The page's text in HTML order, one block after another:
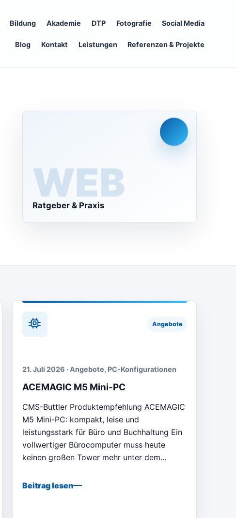
Bildung Akademie DTP Fotografie Social Media
Blog Kontakt Leistungen Referenzen & Projekte
WEB
Ratgeber & Praxis
Angebote
21. Juli 2026 · Angebote, PC-Konfigurationen
ACEMAGIC M5 Mini-PC
CMS-Buttler Produktempfehlung ACEMAGIC
M5 Mini-PC: kompakt, leise und
leistungsstark für Büro und Buchhaltung Ein
vollwertiger Bürocomputer muss heute
keinen großen Tower mehr unter dem…
Beitrag lesen